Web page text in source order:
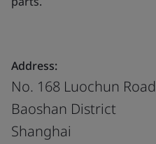
Address:
No. 168 Luochun Road
Baoshan District
Shanghai